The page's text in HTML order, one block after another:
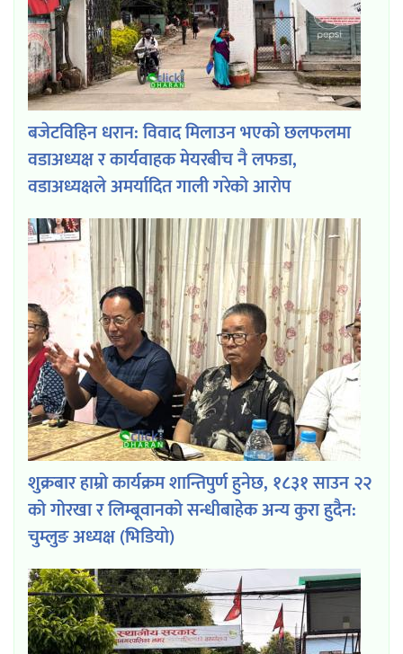
बजेटविहिन धरान: विवाद मिलाउन भएको छलफलमा
वडाअध्यक्ष र कार्यवाहक मेयरबीच नै लफडा,
वडाअध्यक्षले अमर्यादित गाली गरेको आरोप
शुक्रबार हाम्रो कार्यक्रम शान्तिपुर्ण हुनेछ, १८३१ साउन २२
को गोरखा र लिम्बूवानको सन्धीबाहेक अन्य कुरा हुदैन:
चुम्लुङ अध्यक्ष (भिडियो)